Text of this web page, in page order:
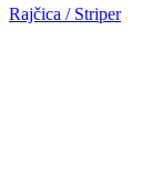
Rajčica / Striper